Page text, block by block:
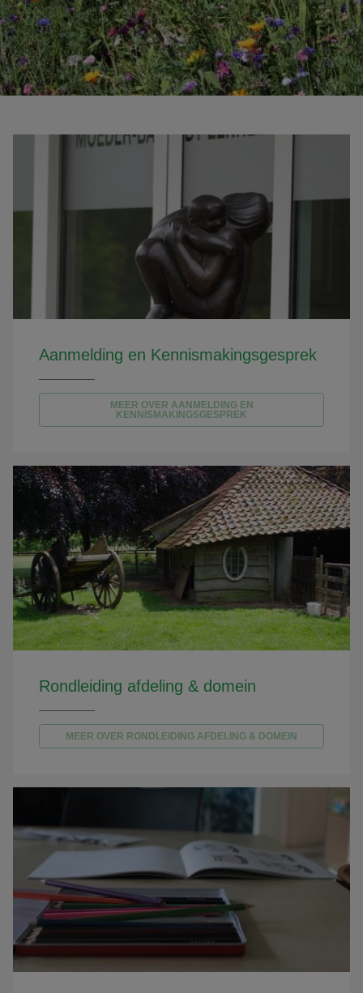
Aanmelding en Kennismakingsgesprek
MEER OVER AANMELDING EN
KENNISMAKINGSGESPREK
Rondleiding afdeling & domein
MEER OVER RONDLEIDING AFDELING & DOMEIN